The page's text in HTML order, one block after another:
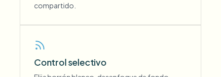
compartido.
Control selectivo